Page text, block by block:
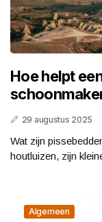
Hoe helpt
29 augustus 2025
Wat zijn
houtluizen, zijn
Algemeen